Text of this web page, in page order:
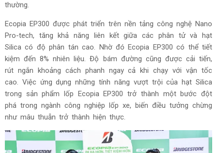
thường.
Ecopia EP300 được phát triển trên nền tảng công nghệ Nano
Pro-tech, tăng khả năng liên kết giữa các phân tử và hạt
Silica có độ phân tán cao. Nhờ đó Ecopia EP300 có thể tiết
kiệm đến 8% nhiên liệu. Độ bám đường cũng được cải tiến,
rút ngắn khoảng cách phanh ngay cả khi chạy với vận tốc
cao. Việc ứng dụng những tính năng vượt trội của hạt Silica
trong sản phẩm lốp Ecopia EP300 trở thành một bước đột
phá trong ngành công nghiệp lốp xe, biến điều tưởng chừng
như mâu thuẫn trở thành hiện thực.